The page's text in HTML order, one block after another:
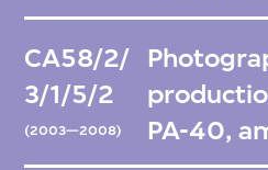
CA58/2/
3/1/5/2
(2003—2008)
PA-40,